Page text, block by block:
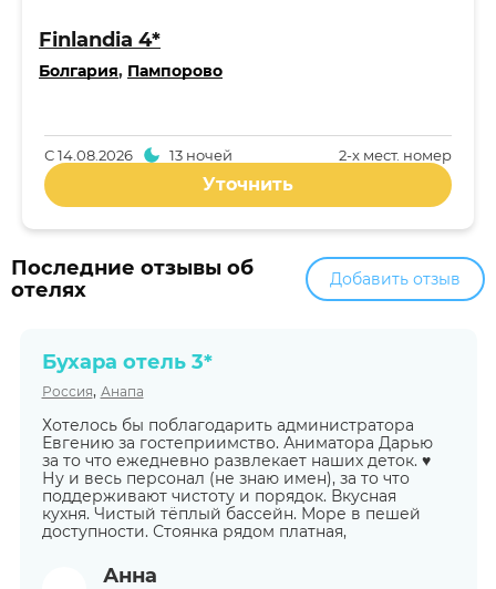
Finlandia 4*
Болгария, Пампорово
2-x мест. номер
С14.08.2026 13 ночей
Уточнить
Последние отзывы об
отелях
Добавить отзыв
Бухара отель 3*
Россия, Анапа
Хотелось бы поблагодарить администратора
Евгению за гостеприимство. Аниматора Дарью
за то что ежедневно развлекает наших деток. ♥️
Ну и весь персонал (не знаю имен), за то что
поддерживают чистоту и порядок. Вкусная
кухня. Чистый тёплый бассейн. Море в пешей
доступности. Стоянка рядом платная,
Анна